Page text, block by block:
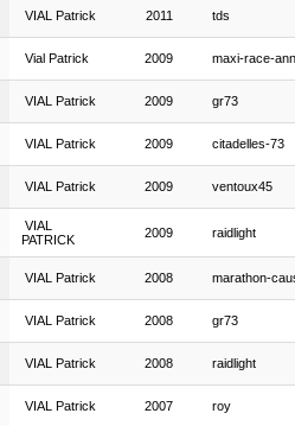
VIAL Patrick 2011 tds
Vial Patrick 2009 maxi-race-
VIAL Patrick 2009 gr73
VIAL Patrick 2009 citadelles-73
VIAL Patrick 2009 ventoux45
VIAL
PATRICK
2009 raidlight
VIAL Patrick 2008 marathon-
VIAL Patrick 2008 gr73
VIAL Patrick 2008 raidlight
VIAL Patrick 2007 roy